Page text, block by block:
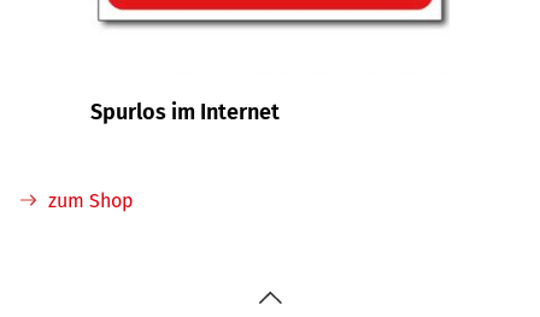
Spurlos im Internet
zum Shop